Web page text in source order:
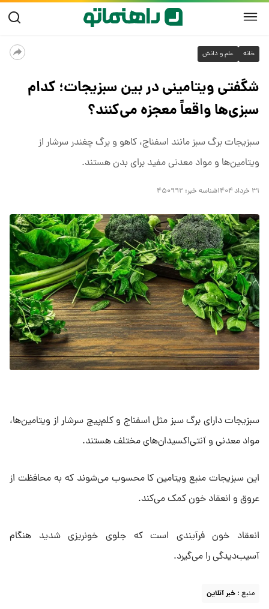
خانه علم و دانش
شگفتی ویتامینی در بین سبزیجات؛ کدام
سبزی‌ها واقعاً معجزه می‌کنند؟
سبزیجات برگ سبز مانند اسفناج، کاهو و برگ چغندر سرشار از
ویتامین‌ها و مواد معدنی مفید برای بدن هستند.
۳۱ خرداد ۱۴۰۴ شناسه خبر: ۴۵۰۹۹۲
سبزیجات دارای برگ سبز مثل اسفناج و کلم‌پیچ سرشار از ویتامین‌ها،
مواد معدنی و آنتی‌اکسیدان‌های مختلف هستند.
این سبزیجات منبع ویتامین کا محسوب می‌شوند که به محافظت از
عروق و انعقاد خون کمک می‌کند.
انعقاد خون فرآیندی است که جلوی خونریزی شدید هنگام
آسیب‌دیدگی را می‌گیرد.
منبع : خبر آنلاین